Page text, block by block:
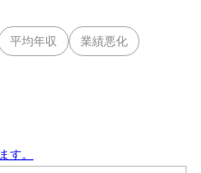
平均年収 業績悪化